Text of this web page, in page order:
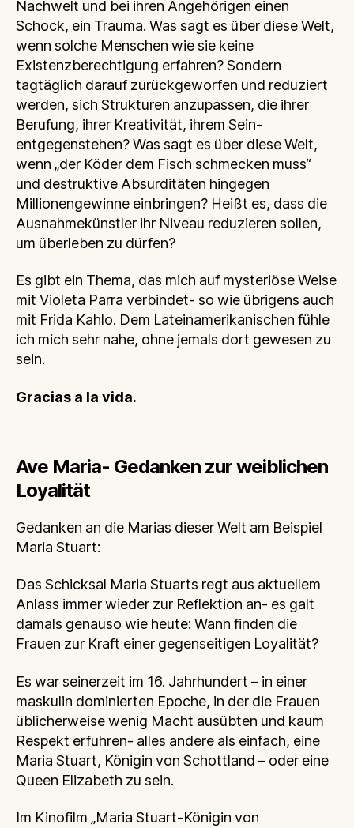
Nachwelt und bei ihren Angehörigen einen
Schock, ein Trauma. Was sagt es über diese Welt,
wenn solche Menschen wie sie keine
Existenzberechtigung erfahren? Sondern
tagtäglich darauf zurückgeworfen und reduziert
werden, sich Strukturen anzupassen, die ihrer
Berufung, ihrer Kreativität, ihrem Sein-
entgegenstehen? Was sagt es über diese Welt,
wenn „der Köder dem Fisch schmecken muss“
und destruktive Absurditäten hingegen
Millionengewinne einbringen? Heißt es, dass die
Ausnahmekünstler ihr Niveau reduzieren sollen,
um überleben zu dürfen?
Es gibt ein Thema, das mich auf mysteriöse Weise
mit Violeta Parra verbindet- so wie übrigens auch
mit Frida Kahlo. Dem Lateinamerikanischen fühle
ich mich sehr nahe, ohne jemals dort gewesen zu
sein.
Gracias a la vida.
Ave Maria- Gedanken zur weiblichen
Loyalität
Gedanken an die Marias dieser Welt am Beispiel
Maria Stuart:
Das Schicksal Maria Stuarts regt aus aktuellem
Anlass immer wieder zur Reflektion an- es galt
damals genauso wie heute: Wann finden die
Frauen zur Kraft einer gegenseitigen Loyalität?
Es war seinerzeit im 16. Jahrhundert – in einer
maskulin dominierten Epoche, in der die Frauen
üblicherweise wenig Macht ausübten und kaum
Respekt erfuhren- alles andere als einfach, eine
Maria Stuart, Königin von Schottland – oder eine
Queen Elizabeth zu sein.
Im Kinofilm „Maria Stuart-Königin von